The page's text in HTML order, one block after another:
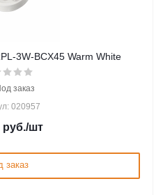
3W-BCX45 Warm White
заказ
020957
руб./шт
заказ